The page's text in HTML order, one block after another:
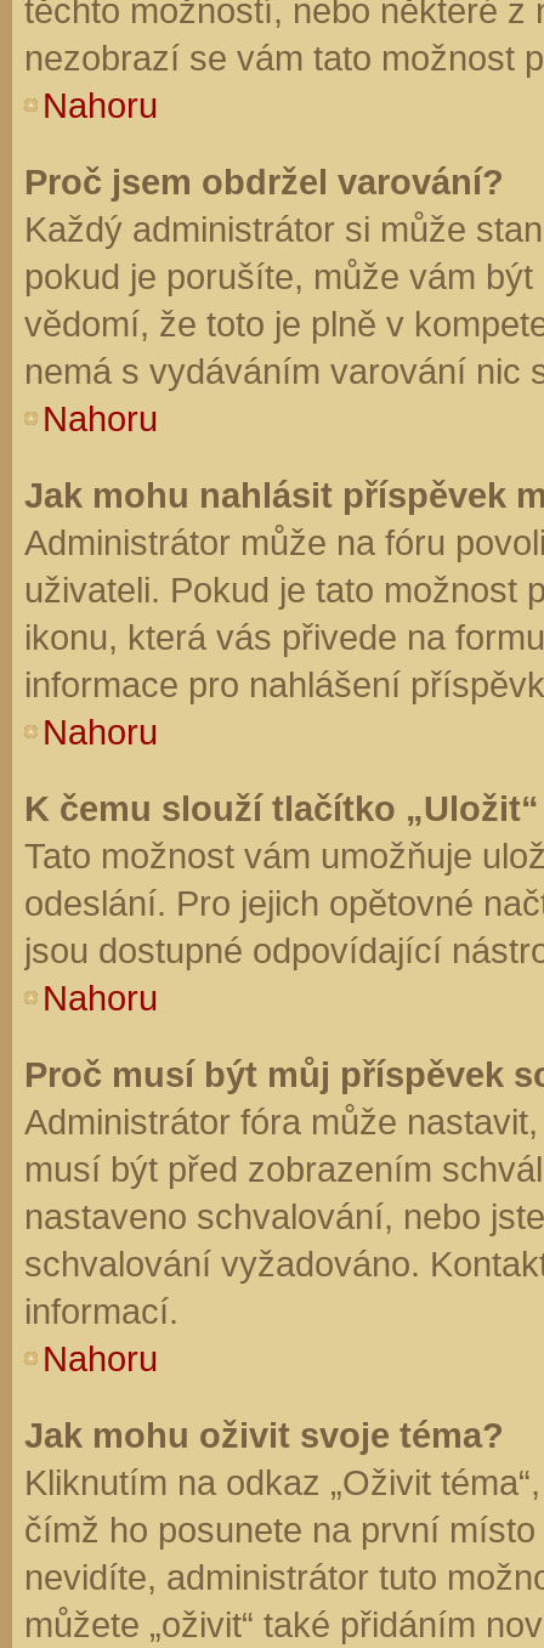
těchto možností, nebo některé z
nezobrazí se vám tato možnost
Nahoru
Proč jsem obdržel varování?
Každý administrátor si může
pokud je porušíte, může vám
vědomí, že toto je plně v
nemá s vydáváním varování nic
Nahoru
Jak mohu nahlásit příspěvek
Administrátor může na fóru
uživateli. Pokud je tato možnost
ikonu, která vás přivede na
informace pro nahlášení
Nahoru
K čemu slouží tlačítko
Tato možnost vám umožňuje
odeslání. Pro jejich opětovné
jsou dostupné odpovídající
Nahoru
Proč musí být můj příspěvek
Administrátor fóra může
musí být před zobrazením
nastaveno schvalování, nebo
schvalování vyžadováno.
informací.
Nahoru
Jak mohu oživit svoje téma?
Kliknutím na odkaz „Oživit
čímž ho posunete na první
nevidíte, administrátor tuto
můžete „oživit“ také přidáním